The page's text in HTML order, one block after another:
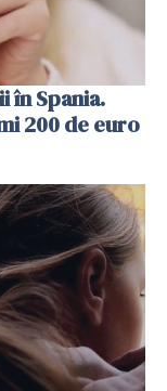
în Spania.
200 de euro